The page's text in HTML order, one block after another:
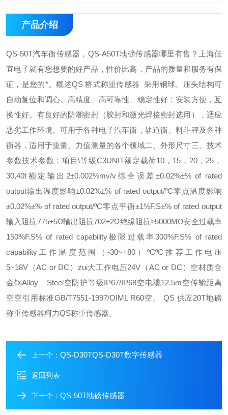
产品介绍
QS-50T汽车衡传感器，QS-A50T地磅传感器哪里有售？上海佳
宜电子就有您想要的好产品，性价比高，产品的质量和服务有保
证，是您的*。概述QS 桥式称重传感器 采用钢球、压头结构可
自动复位和调心。高精度、高可靠性、稳定性好；安装方便，互
换性好。有良好的防潮密封（胶封和激光焊接密封选用），适应
恶劣工作环境。可用于各种电子汽车衡，轨道衡、料斗秤及各种
衡器，适用于重量、力值测量的各个领域二、外形尺寸三、技术
参数技术参数：项目\等级C3UNIT额定载荷10，15，20，25，
30,40t额定输出2±0.002%mv/v综合误差±0.02%±% of rated
output输出温度影响±0.02%±% of rated output/ºC零点温度影响
±0.02%±% of rated output/ºC零点平衡±1%F.S±% of rated output
输入阻抗775±5Ω输出阻抗702±2Ω绝缘阻抗≥5000MΩ安全过载率
150%F.S% of rated capability极限过载率300%F.S% of rated
capability工作温度范围（-30~+80）ºCºC推荐工作电压
5~18V（AC or DC）zui大工作电压24V（AC or DC）空材质合
金钢Alloy Steel空防护等级IP67/IP68空电缆12.5m空传输距离
空空引用标准GB/T7551-1997/OIML R60空。 QS 供应20T地磅
称重传感器柯力QS称重传感器。
上一个： QS-D30TQS-D30T数字传感器
返回列表
下一个： QS-50T地磅传感器